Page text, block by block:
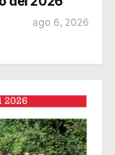
ago 6, 2026